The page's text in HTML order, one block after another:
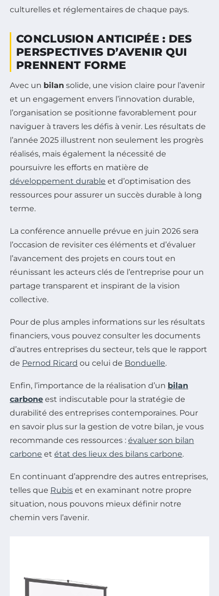
culturelles et réglementaires de chaque pays.
CONCLUSION ANTICIPÉE : DES
PERSPECTIVES D’AVENIR QUI
PRENNENT FORME
Avec un bilan solide, une vision claire pour l’avenir
et un engagement envers l’innovation durable,
l’organisation se positionne favorablement pour
naviguer à travers les défis à venir. Les résultats de
l’année 2025 illustrent non seulement les progrès
réalisés, mais également la nécessité de
poursuivre les efforts en matière de
développement durable et d’optimisation des
ressources pour assurer un succès durable à long
terme.
La conférence annuelle prévue en juin 2026 sera
l’occasion de revisiter ces éléments et d’évaluer
l’avancement des projets en cours tout en
réunissant les acteurs clés de l’entreprise pour un
partage transparent et inspirant de la vision
collective.
Pour de plus amples informations sur les résultats
financiers, vous pouvez consulter les documents
d’autres entreprises du secteur, tels que le rapport
de Pernod Ricard ou celui de Bonduelle.
Enfin, l’importance de la réalisation d’un bilan
carbone est indiscutable pour la stratégie de
durabilité des entreprises contemporaines. Pour
en savoir plus sur la gestion de votre bilan, je vous
recommande ces ressources : évaluer son bilan
carbone et état des lieux des bilans carbone.
En continuant d’apprendre des autres entreprises,
telles que Rubis et en examinant notre propre
situation, nous pouvons mieux définir notre
chemin vers l’avenir.